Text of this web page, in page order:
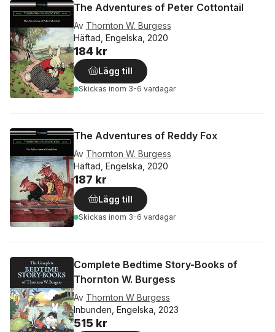
The Adventures of Peter Cottontail
Av Thornton W. Burgess
Häftad, Engelska, 2020
184 kr
Lägg till
Skickas inom 3-6 vardagar
The Adventures of Reddy Fox
Av Thornton W. Burgess
Häftad, Engelska, 2020
187 kr
Lägg till
Skickas inom 3-6 vardagar
Complete Bedtime Story-Books of
Thornton W. Burgess
Av Thornton W Burgess
Inbunden, Engelska, 2023
515 kr